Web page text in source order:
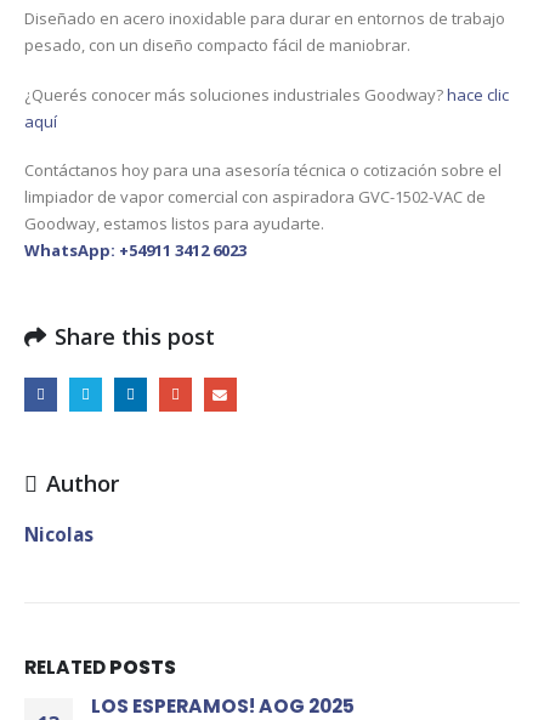
Diseñado en acero inoxidable para durar en entornos de trabajo
pesado, con un diseño compacto fácil de maniobrar.
¿Querés conocer más soluciones industriales Goodway?hace clic
aquí
Contáctanos hoy para una asesoría técnica o cotización sobre el
limpiador de vapor comercial con aspiradora GVC-1502-VAC de
Goodway, estamos listos para ayudarte.
WhatsApp: +54911 3412 6023
Share this post
Author
Nicolas
RELATEDPOSTS